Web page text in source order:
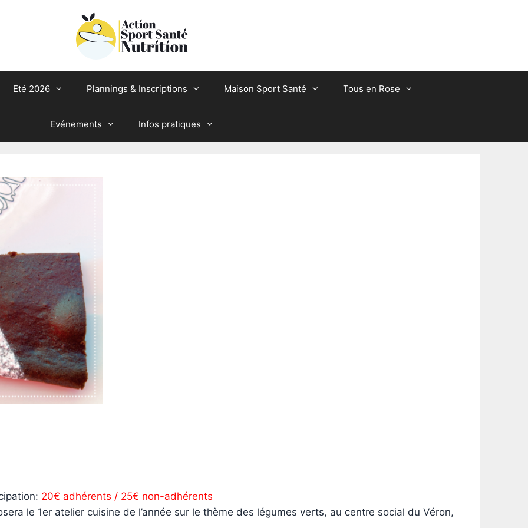
Eté 2026 Plannings & Inscriptions Maison Sport Santé Tous en Rose
Evénements Infos pratiques
20€ adhérents / 25€ non-adhérents
le 1er atelier cuisine de l’année sur le thème des légumes verts, au centre social du Véron,